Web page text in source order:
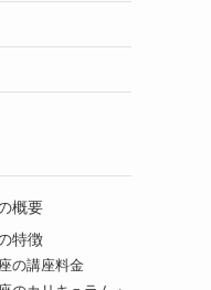
概要
特徴
の講座料金